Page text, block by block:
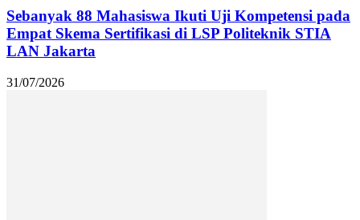
Sebanyak 88 Mahasiswa Ikuti Uji Kompetensi pada
Empat Skema Sertifikasi di LSP Politeknik STIA
LAN Jakarta
31/07/2026